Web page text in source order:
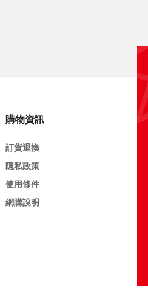
購物資訊
訂貨退換
隱私政策
使用條件
網購說明